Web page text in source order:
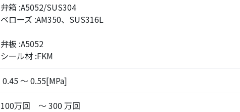
弁箱 :A5052/SUS304
ベローズ :AM350、SUS316L
弁板 :A5052
シール材 :FKM
0.45 ～ 0.55[MPa]
100万回 ～ 300 万回